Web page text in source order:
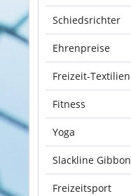
Schiedsrichter
Ehrenpreise
Freizeit-Textilien
Fitness
Yoga
Slackline Gibbon
Freizeitsport